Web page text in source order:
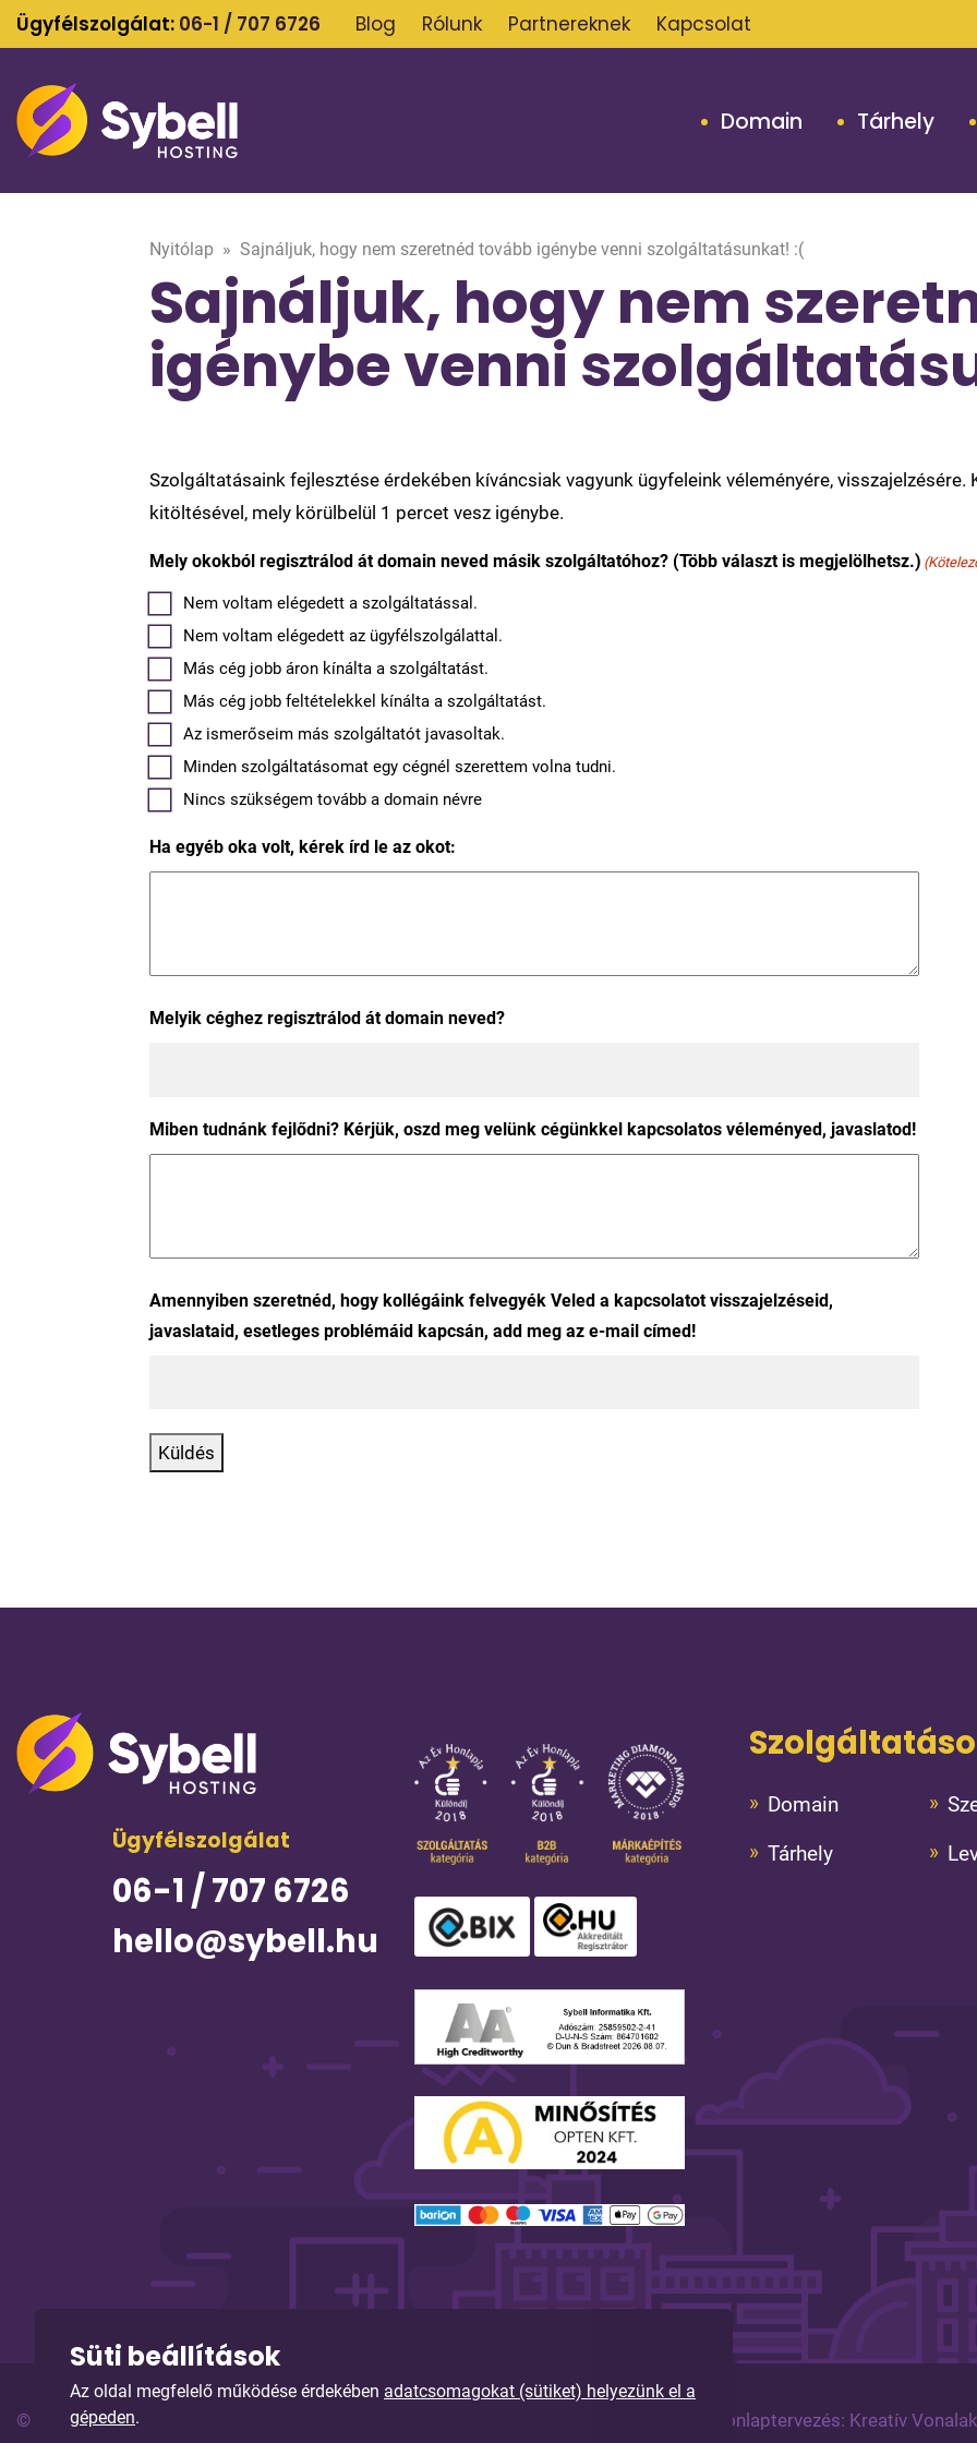
Süti beállítások
Az oldal megfelelő működése érdekében adatcsomagokat (sütiket) helyezünk el a
gépeden.
Ügyfélszolgálat: 06-1 / 707 6726 Blog Rólunk Partnereknek Kapcsolat
Domain Tárhely
Nyitólap » Sajnáljuk, hogy nem szeretnéd tovább igénybe venni szolgáltatásunkat! :(
Sajnáljuk, hogy nem
igénybe venni
Szolgáltatásaink fejlesztése érdekében kíváncsiak vagyunk ügyfeleink véleményére,
kitöltésével, mely körülbelül 1 percet vesz igénybe.
Mely okokból regisztrálod át domain neved másik szolgáltatóhoz? (Több választ is megjelölhetsz.)
Nem voltam elégedett a szolgáltatással.
Nem voltam elégedett az ügyfélszolgálattal.
Más cég jobb áron kínálta a szolgáltatást.
Más cég jobb feltételekkel kínálta a szolgáltatást.
Az ismerőseim más szolgáltatót javasoltak.
Minden szolgáltatásomat egy cégnél szerettem volna tudni.
Nincs szükségem tovább a domain névre
Ha egyéb oka volt, kérek írd le az okot:
Melyik céghez regisztrálod át domain neved?
Miben tudnánk fejlődni? Kérjük, oszd meg velünk cégünkkel kapcsolatos véleményed, javaslatod!
Amennyiben szeretnéd, hogy kollégáink felvegyék Veled a kapcsolatot visszajelzéseid,
javaslataid, esetleges problémáid kapcsán, add meg az e-mail címed!
Küldés
Ügyfélszolgálat
06-1 / 707 6726
hello@sybell.hu
Domain
Tárhely
© Copyright 2026. Sybell Informatika Kft. Minden jog fenntartva! Arculattervezés, honlaptervezés: Kreatív Vonalak